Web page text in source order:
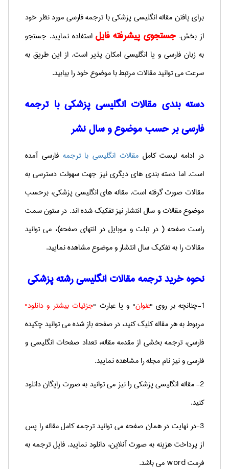
برای یافتن مقاله انگلیسی پزشکی با ترجمه فارسی مورد نظر خود
از بخش: جستجوی پیشرفته فایل استفاده نمایید. جستجو
به زبان فارسی و یا انگلیسی امکان پذیر است. از این طریق به
سرعت می توانید مقالات مرتبط با موضوع خود را بیابید.
دسته بندی مقالات انگلیسی پزشکی با ترجمه
فارسی بر حسب موضوع و سال نشر
در ادامه لیست کاملمقالات انگلیسی با ترجمهفارسی آمده
است. اما دسته بندی های دیگری نیز جهت سهولت دسترسی به
مقالات صورت گرفته است. مقاله های انگلیسی پزشکی، برحسب
موضوع مقالات و سال انتشار نیز تفکیک شده اند. در ستون سمت
راست صفحه ( در تبلت و موبایل در انتهای صفحه)، می توانید
مقالات را به تفکیک سال انتشار و موضوع مشاهده نمایید.
نحوه خرید ترجمه مقالات انگلیسی رشته پزشکی
1-چنانچه بر روی " عنوان" و یا عبارت "جزئیات بیشتر و دانلود"
مربوط به هر مقاله کلیک کنید، در صفحه باز شده می توانید چکیده
فارسی، ترجمه بخشی از مقدمه مقاله، تعداد صفحات انگلیسی و
فارسی و نیز نام مجله را مشاهده نمایید.
2- مقاله انگلیسی پزشکی را نیز می توانید به صورت رایگان دانلود
کنید.
3-در نهایت در همان صفحه می توانید ترجمه کامل مقاله را پس
از پرداخت هزینه به صورت آنلاین، دانلود نمایید. فایل ترجمه به
فرمتwordمی باشد.